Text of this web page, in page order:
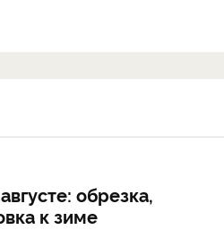
обрезка,
к зиме